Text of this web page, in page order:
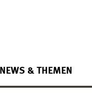
NEWS & THEMEN